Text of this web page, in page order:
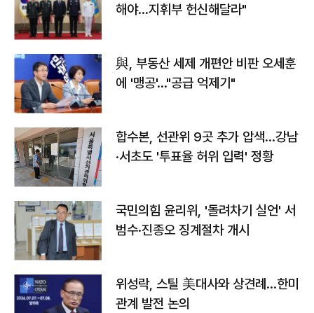
해야…지휘부 헌신해달라"
與, 부동산 세제 개편안 비판 오세훈
에 '맹공'…"공급 억제기"
합수본, 선관위 9곳 추가 압색…강남
·서초도 '투표율 허위 입력' 정황
국민의힘 윤리위, '돌려차기 실언' 서
범수·진종오 징계절차 개시
위성락, 스틸 美대사와 상견례…한미
관계 발전 논의